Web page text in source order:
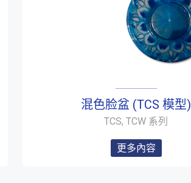
混色脸盆 (TCS 模型)
TCS, TCW 系列
更多內容